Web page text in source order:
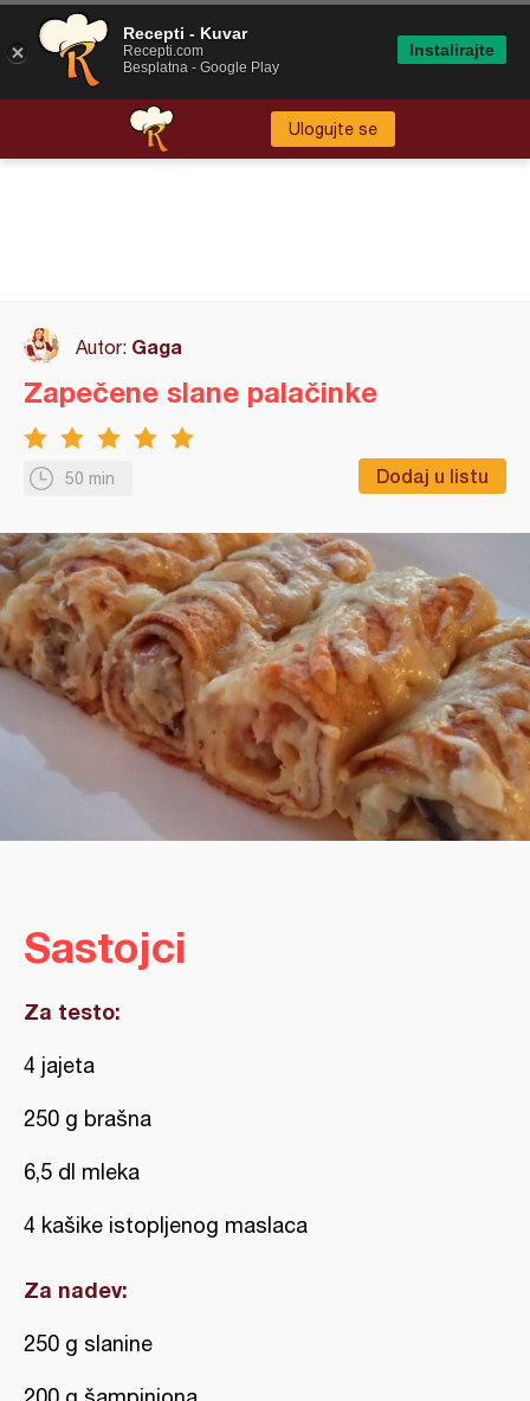
Ulogujte se
Autor: Gaga
50 min Dodaj u listu
Zapečene slane palačinke
Sastojci
Za testo:
4 jajeta
250 g brašna
6,5 dl mleka
4 kašike istopljenog maslaca
Za nadev:
250 g slanine
Recepti - Kuvar
Recepti.com
Besplatna - Google Play
Instalirajte